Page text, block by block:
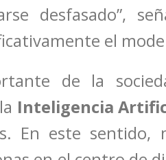
desfasado”,
el
de la
Inteligencia
En este